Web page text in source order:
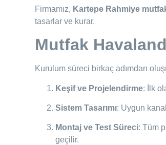
Firmamız, Kartepe Rahmiye
tasarlar ve kurar.
Mutfak
Kurulum süreci birkaç adımdan
Keşif ve Projelendirme: İlk
Sistem Tasarımı: Uygun
Montaj ve Test Süreci: Tüm
geçilir.